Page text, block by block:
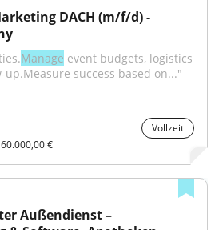
Manage event budgets, logistics
success based on..."
Vollzeit
€
Außendienst –